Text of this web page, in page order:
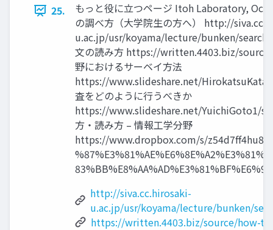
25.
もっと役に立つページ Itoh Laboratory,
の調べ方（大学院生の方へ） http://
u.ac.jp/usr/koyama/lecture/bunken/
文の読み方 https://written.4403.biz/
野におけるサーベイ方法
https://www.slideshare.net/
査をどのように行うべきか
https://www.slideshare.net/YuichiGoto1/ss-
方・読み方 – 情報工学分野
https://www.dropbox.com/s/
http://siva.cc.hirosaki-
u.ac.jp/usr/koyama/lecture/bunken/
https://written.4403.biz/source/how-